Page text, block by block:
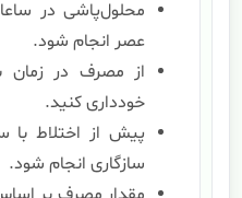
محلول‌پاشی در
عصر انجام شود.
از مصرف در زمان
خودداری کنید.
پیش از اختلاط با
سازگاری انجام شود.